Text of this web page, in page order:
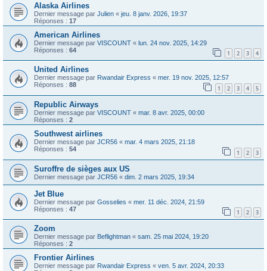
Alaska Airlines
Dernier message par Julien « jeu. 8 janv. 2026, 19:37
Réponses : 17
American Airlines
Dernier message par VISCOUNT « lun. 24 nov. 2025, 14:29
Réponses : 64 1 2 3 4
United Airlines
Dernier message par Rwandair Express « mer. 19 nov. 2025, 12:57
Réponses : 88 1 2 3 4 5
Republic Airways
Dernier message par VISCOUNT « mar. 8 avr. 2025, 00:00
Réponses : 2
Southwest airlines
Dernier message par JCR56 « mar. 4 mars 2025, 21:18
Réponses : 54 1 2 3
Suroffre de sièges aux US
Dernier message par JCR56 « dim. 2 mars 2025, 19:34
Jet Blue
Dernier message par Gosselies « mer. 11 déc. 2024, 21:59
Réponses : 47 1 2 3
Zoom
Dernier message par Beflightman « sam. 25 mai 2024, 19:20
Réponses : 2
Frontier Airlines
Dernier message par Rwandair Express « ven. 5 avr. 2024, 20:33